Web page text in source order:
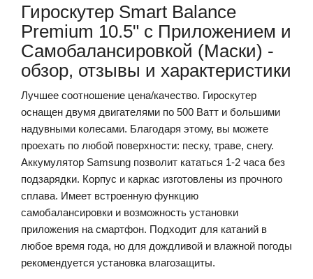
Гироскутер Smart Balance
Premium 10.5" с Приложением и
Самобалансировкой (Маски) -
обзор, отзывы и характеристики
Лучшее соотношение цена/качество. Гироскутер
оснащен двумя двигателями по 500 Ватт и большими
надувными колесами. Благодаря этому, вы можете
проехать по любой поверхности: песку, траве, снегу.
Аккумулятор Samsung позволит кататься 1-2 часа без
подзарядки. Корпус и каркас изготовлены из прочного
сплава. Имеет встроенную функцию
самобалансировки и возможность установки
приложения на смартфон. Подходит для катаний в
любое время года, но для дождливой и влажной погоды
рекомендуется установка влагозащиты.